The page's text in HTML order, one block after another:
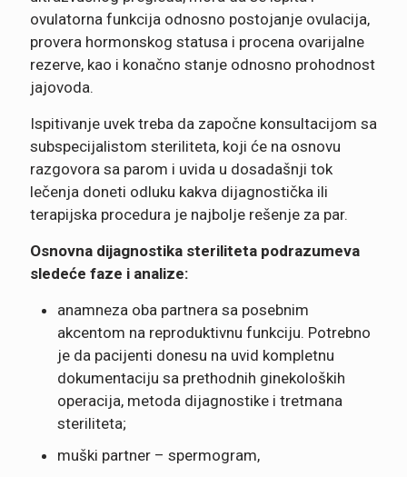
ovulatorna funkcija odnosno postojanje ovulacija,
provera hormonskog statusa i procena ovarijalne
rezerve, kao i konačno stanje odnosno prohodnost
jajovoda.
Ispitivanje uvek treba da započne konsultacijom sa
subspecijalistom steriliteta, koji će na osnovu
razgovora sa parom i uvida u dosadašnji tok
lečenja doneti odluku kakva dijagnostička ili
terapijska procedura je najbolje rešenje za par.
Osnovna dijagnostika steriliteta podrazumeva
sledeće faze i analize:
anamneza oba partnera sa posebnim
akcentom na reproduktivnu funkciju. Potrebno
je da pacijenti donesu na uvid kompletnu
dokumentaciju sa prethodnih ginekoloških
operacija, metoda dijagnostike i tretmana
steriliteta;
muški partner – spermogram,